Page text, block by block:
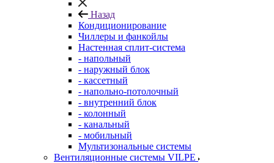
Назад
Кондиционирование
Чиллеры и фанкойлы
Настенная сплит-система
- напольный
- наружный блок
- кассетный
- напольно-потолочный
- внутренний блок
- колонный
- канальный
- мобильный
Мультизональные системы
Вентиляционные системы VILPE